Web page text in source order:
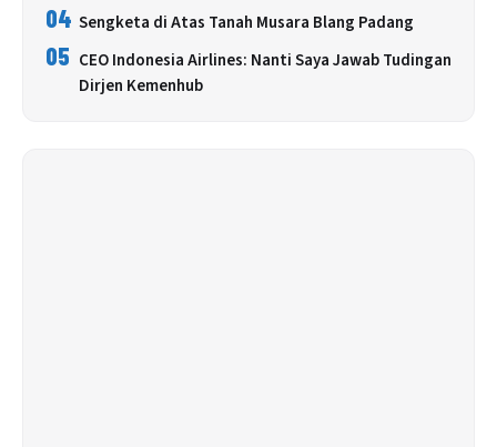
04 Sengketa di Atas Tanah Musara Blang Padang
05 CEO Indonesia Airlines: Nanti Saya Jawab Tudingan
Dirjen Kemenhub